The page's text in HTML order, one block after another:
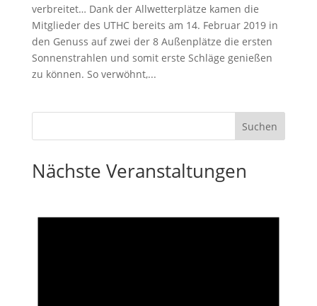
verbreitet… Dank der Allwetterplätze kamen die
Mitglieder des UTHC bereits am 14. Februar 2019 in
den Genuss auf zwei der 8 Außenplätze die ersten
Sonnenstrahlen und somit erste Schläge genießen
zu können. So verwöhnt,...
Nächste Veranstaltungen